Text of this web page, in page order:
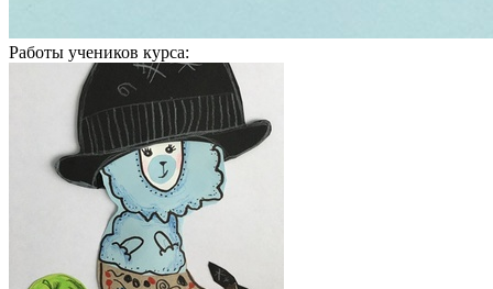
Работы учеников курса: